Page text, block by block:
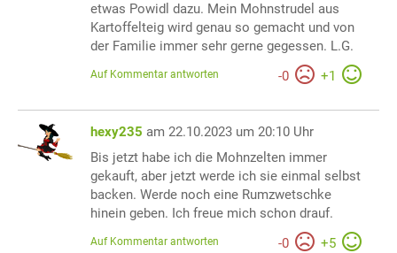
etwas Powidl dazu. Mein Mohnstrudel aus
Kartoffelteig wird genau so gemacht und von
der Familie immer sehr gerne gegessen. L.G.
-0 +1
Auf Kommentar antworten
hexy235 am 22.10.2023 um 20:10 Uhr
Bis jetzt habe ich die Mohnzelten immer
gekauft, aber jetzt werde ich sie einmal selbst
backen. Werde noch eine Rumzwetschke
hinein geben. Ich freue mich schon drauf.
-0 +5
Auf Kommentar antworten